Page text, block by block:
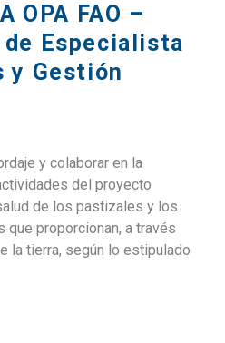
OPA FAO –
Especialista
y Gestión
y colaborar en la
del proyecto
de los pastizales y los
proporcionan, a través
la tierra, según lo estipulado